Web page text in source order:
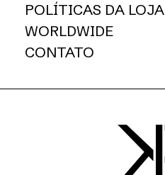
POLÍTICAS DA LOJA
WORLDWIDE
CONTATO